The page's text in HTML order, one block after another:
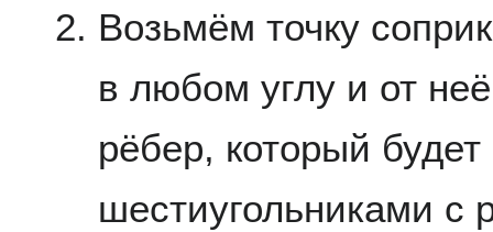
Возьмём точку
в любом углу и от
рёбер, который
шестиугольниками с